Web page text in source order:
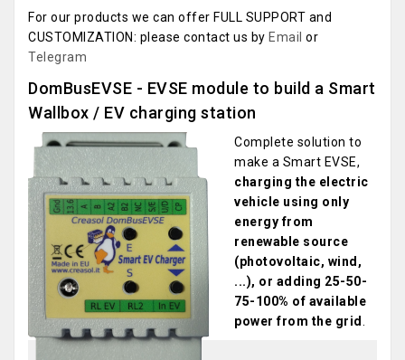
For our products we can offer FULL SUPPORT and
CUSTOMIZATION: please contact us by Email or
Telegram
DomBusEVSE - EVSE module to build a Smart
Wallbox / EV charging station
Complete solution to
make a Smart EVSE,
charging the electric
vehicle using only
energy from
renewable source
(photovoltaic, wind,
...), or adding 25-50-
75-100% of available
power from the grid